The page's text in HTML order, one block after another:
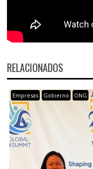
RELACIONADOS
Empresas Gobierno ONG